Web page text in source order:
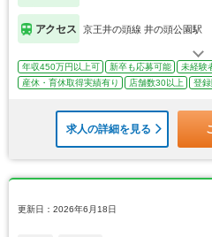
アクセス 京王井の頭線 井の頭公園駅
年収450万円以上可 新卒も応募可能 未経験
産休・育休取得実績有り
店舗数30以上 登録
求人の詳細を見る
更新日：2026年6月18日